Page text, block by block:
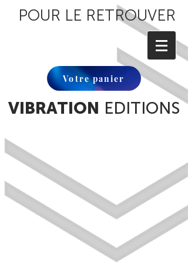
POUR LE RETROUVER
Votre panier
VIBRATION EDITIONS